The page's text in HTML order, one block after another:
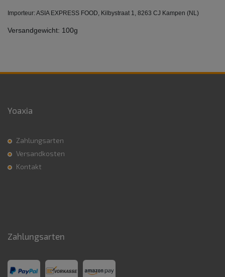
Importeur: ASIA EXPRESS FOOD, Kilbystraat 1, 8263 CJ Kampen (NL)
Versandgewicht: 100g
Yoaxia
Zahlungsarten
Versandkosten
Kontakt
Zahlungsarten